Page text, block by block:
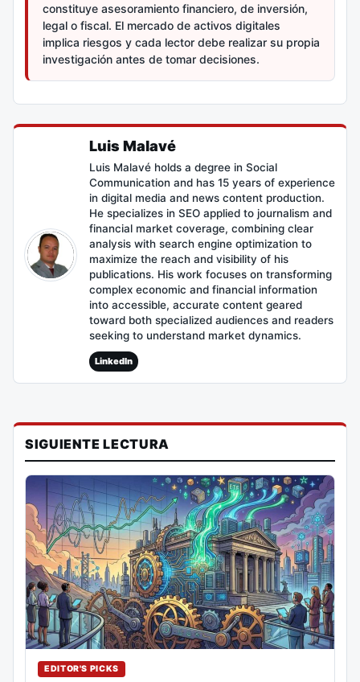
constituye asesoramiento financiero, de inversión,
legal o fiscal. El mercado de activos digitales
implica riesgos y cada lector debe realizar su propia
investigación antes de tomar decisiones.
Luis Malavé
Luis Malavé holds a degree in Social
Communication and has 15 years of experience
in digital media and news content production.
He specializes in SEO applied to journalism and
financial market coverage, combining clear
analysis with search engine optimization to
maximize the reach and visibility of his
publications. His work focuses on transforming
complex economic and financial information
into accessible, accurate content geared
toward both specialized audiences and readers
seeking to understand market dynamics.
LinkedIn
SIGUIENTE LECTURA
EDITOR'S PICKS